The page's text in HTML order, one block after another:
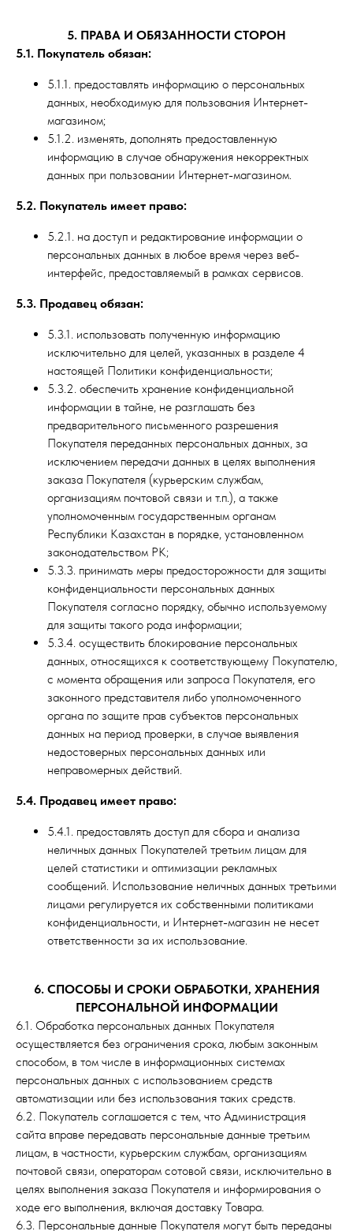
5. ПРАВА И ОБЯЗАННОСТИ СТОРОН
5.1. Покупатель обязан:
5.1.1. предоставлять информацию о персональных
данных, необходимую для пользования Интернет-
магазином;
5.1.2. изменять, дополнять предоставленную
информацию в случае обнаружения некорректных
данных при пользовании Интернет-магазином.
5.2. Покупатель имеет право:
5.2.1. на доступ и редактирование информации о
персональных данных в любое время через веб-
интерфейс, предоставляемый в рамках сервисов.
5.3. Продавец обязан:
5.3.1. использовать полученную информацию
исключительно для целей, указанных в разделе 4
настоящей Политики конфиденциальности;
5.3.2. обеспечить хранение конфиденциальной
информации в тайне, не разглашать без
предварительного письменного разрешения
Покупателя переданных персональных данных, за
исключением передачи данных в целях выполнения
заказа Покупателя (курьерским службам,
организациям почтовой связи и т.п.), а также
уполномоченным государственным органам
Республики Казахстан в порядке, установленном
законодательством РК;
5.3.3. принимать меры предосторожности для защиты
конфиденциальности персональных данных
Покупателя согласно порядку, обычно используемому
для защиты такого рода информации;
5.3.4. осуществить блокирование персональных
данных, относящихся к соответствующему Покупателю,
с момента обращения или запроса Покупателя, его
законного представителя либо уполномоченного
органа по защите прав субъектов персональных
данных на период проверки, в случае выявления
недостоверных персональных данных или
неправомерных действий.
5.4. Продавец имеет право:
5.4.1. предоставлять доступ для сбора и анализа
неличных данных Покупателей третьим лицам для
целей статистики и оптимизации рекламных
сообщений. Использование неличных данных третьими
лицами регулируется их собственными политиками
конфиденциальности, и Интернет-магазин не несет
ответственности за их использование.
6. СПОСОБЫ И СРОКИ ОБРАБОТКИ, ХРАНЕНИЯ
ПЕРСОНАЛЬНОЙ ИНФОРМАЦИИ
6.1. Обработка персональных данных Покупателя
осуществляется без ограничения срока, любым законным
способом, в том числе в информационных системах
персональных данных с использованием средств
автоматизации или без использования таких средств.
6.2. Покупатель соглашается с тем, что Администрация
сайта вправе передавать персональные данные третьим
лицам, в частности, курьерским службам, организациям
почтовой связи, операторам сотовой связи, исключительно в
целях выполнения заказа Покупателя и информирования о
ходе его выполнения, включая доставку Товара.
6.3. Персональные данные Покупателя могут быть переданы